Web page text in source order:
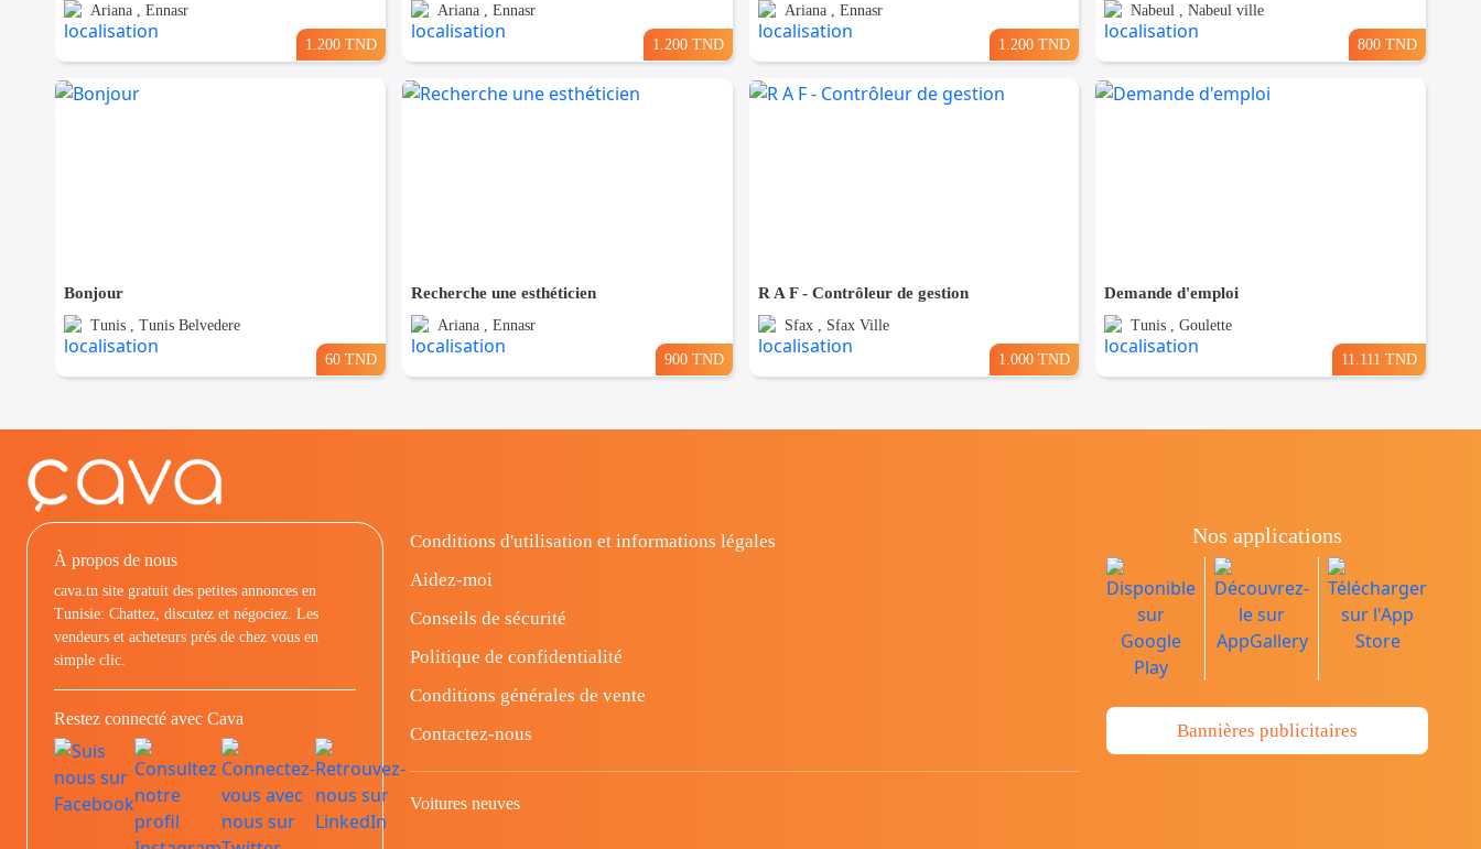
Ariana , Ennasr
1.200 TND
Ariana , Ennasr
1.200 TND
Ariana , Ennasr
1.200 TND
Nabeul , Nabeul ville
800 TND
Bonjour
Tunis , Tunis Belvedere
60 TND
Recherche une esthéticien
Ariana , Ennasr
900 TND
R A F - Contrôleur de gestion
Sfax , Sfax Ville
1.000 TND
Demande d'emploi
Tunis , Goulette
11.111 TND
À propos de nous
cava.tn site gratuit des petites annonces en
Tunisie: Chattez, discutez et négociez. Les
vendeurs et acheteurs prés de chez vous en
simple clic.
Restez connecté avec Cava
Conditions d'utilisation et informations légales
Aidez-moi
Conseils de sécurité
Politique de confidentialité
Conditions générales de vente
Contactez-nous
Voitures neuves
Nos applications
Bannières publicitaires